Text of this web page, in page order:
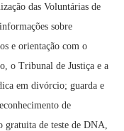
das Voluntárias de
sobre
e orientação com o
o Tribunal de Justiça e a
em divórcio; guarda e
de
gratuita de teste de DNA,